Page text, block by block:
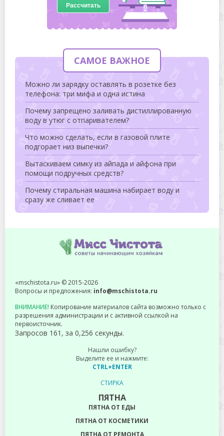
Рассчитать
САМОЕ ВАЖНОЕ
Можно ли зарядку оставлять в розетке без
телефона: три мифа и одна истина
Почему запрещено заливать дистиллированную
воду в утюг с отпаривателем?
Что можно сделать, если в газовой плите
подгорает низ выпечки?
Вытаскиваем симку из айпада и айфона при
помощи подручных средств?
Почему стиральная машина набирает воду и
сразу же сливает ее
«mschistota.ru» © 2015-2026
Вопросы и предложения: info@mschistota.ru
ВНИМАНИЕ! Копирование материалов сайта возможно только с
разрешения администрации и с активной ссылкой на
первоисточник.
Запросов 161, за 0,256 секунды.
Нашли ошибку?
Выделите ее и нажмите:
CTRL+ENTER
СТИРКА
ПЯТНА
ПЯТНА ОТ ЕДЫ
ПЯТНА ОТ КОСМЕТИКИ
ПЯТНА ОТ РЕМОНТА